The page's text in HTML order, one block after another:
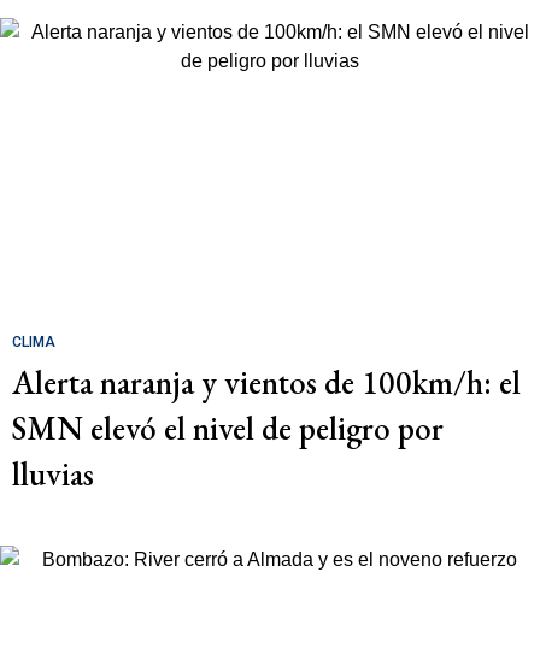
CLIMA
Alerta naranja y vientos de 100km/h: el
SMN elevó el nivel de peligro por
lluvias